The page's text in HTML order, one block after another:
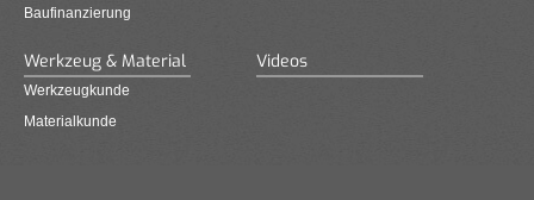
Baufinanzierung
Werkzeug & Material
Werkzeugkunde
Materialkunde
Videos